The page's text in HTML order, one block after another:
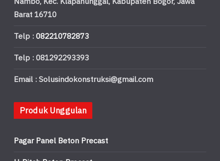
Barat 16710
Telp :082210782873
Telp : 081292293393
Email : Solusindokonstruksi@gmail.com
Produk Unggulan
Pagar Panel Beton Precast